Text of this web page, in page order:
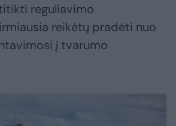
reguliavimo
reikėtų pradėti nuo
į tvarumo